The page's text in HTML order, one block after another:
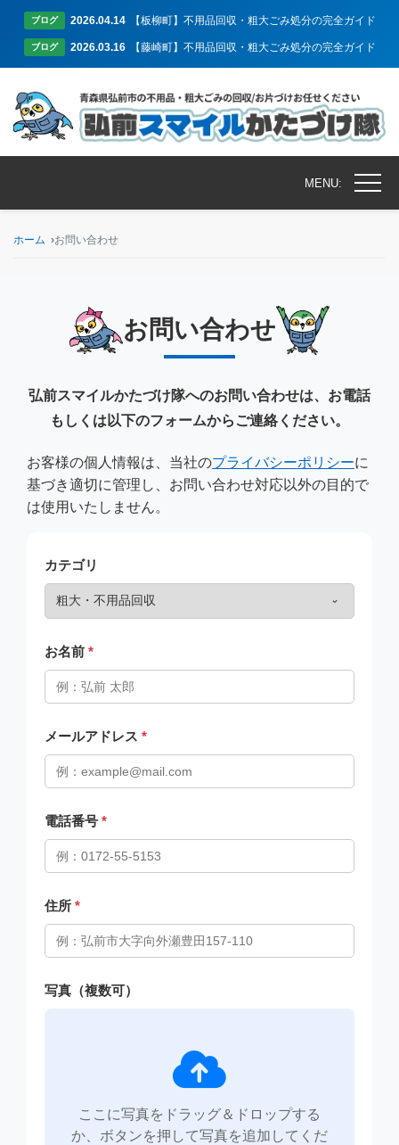
ブログ 2026.04.14 【板柳町】不用品回収・粗大ごみ処分の完全ガイド
ブログ 2026.03.16 【藤崎町】不用品回収・粗大ごみ処分の完全ガイド
MENU:
ホーム お問い合わせ
お問い合わせ
弘前スマイルかたづけ隊へのお問い合わせは、お電話
もしくは以下のフォームからご連絡ください。
お客様の個人情報は、当社のプライバシーポリシーに
基づき適切に管理し、お問い合わせ対応以外の目的で
は使用いたしません。
カテゴリ
お名前 *
メールアドレス *
電話番号 *
住所 *
写真（複数可）
ここに写真をドラッグ＆ドロップする
か、ボタンを押して写真を追加してくだ